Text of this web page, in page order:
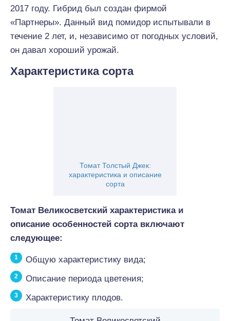
2017 году. Гибрид был создан фирмой
«Партнеры». Данный вид помидор испытывали в
течение 2 лет, и, независимо от погодных условий,
он давал хороший урожай.
Характеристика сорта
Томат Толстый Джек:
характеристика и описание
сорта
Томат Великосветский характеристика и
описание особенностей сорта включают
следующее:
Общую характеристику вида;
Описание периода цветения;
Характеристику плодов.